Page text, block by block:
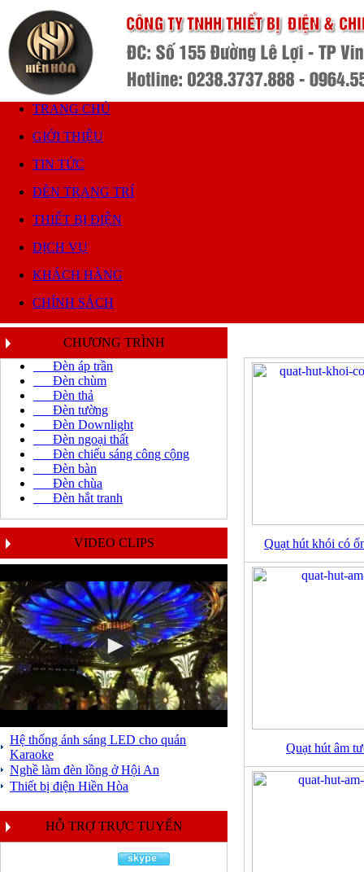
TRANG CHỦ
GIỚI THIỆU
TIN TỨC
ĐÈN TRANG TRÍ
THIẾT BỊ ĐIỆN
DỊCH VỤ
KHÁCH HÀNG
CHÍNH SÁCH
CHƯƠNG TRÌNH
Đèn áp trần
Đèn chùm
Đèn thả
Đèn tường
Đèn Downlight
Đèn ngoại thất
Đèn chiếu sáng công cộng
Đèn bàn
Đèn chùa
Đèn hắt tranh
VIDEO CLIPS
Hệ thống ánh sáng LED cho quán
Karaoke
Nghề làm đèn lồng ở Hội An
Thiết bị điện Hiền Hòa
HỖ TRỢ TRỰC TUYẾN
Quạt hút khói có
Quạt hút âm